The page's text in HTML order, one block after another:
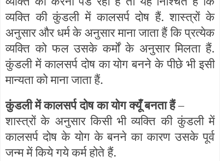
व्यक्ति की कुंडली में कालसर्प दोष हैं. शास्त्रों के
अनुसार और धर्म के अनुसार माना जाता हैं कि प्रत्येक
व्यक्ति को फल उसके कर्मों के अनुसार मिलता हैं.
कुंडली में कालसर्प दोष का योग बनने के पीछे भी इसी
मान्यता को माना जाता हैं.
कुंडली में कालसर्प दोष का योग क्यूँ बनता हैं–
शास्त्रों के अनुसार किसी भी व्यक्ति की कुंडली में
कालसर्प दोष के योग के बनने का कारण उसके पूर्व
जन्म में किये गये कर्म होते हैं.